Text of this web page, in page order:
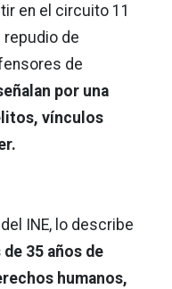
en el circuito 11
repudio de
de
por una
vínculos
INE, lo describe
35 años de
humanos,